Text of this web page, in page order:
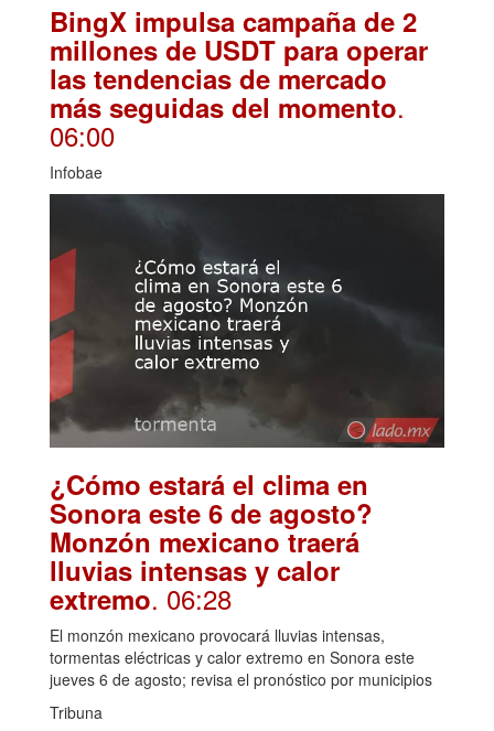
BingX impulsa campaña de 2
millones de USDT para operar
las tendencias de mercado
más seguidas del momento.
06:00
Infobae
¿Cómo estará el clima en
Sonora este 6 de agosto?
Monzón mexicano traerá
lluvias intensas y calor
extremo. 06:28
El monzón mexicano provocará lluvias intensas,
tormentas eléctricas y calor extremo en Sonora este
jueves 6 de agosto; revisa el pronóstico por municipios
Tribuna